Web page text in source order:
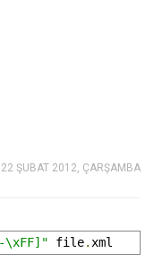
22 ŞUBAT 2012, ÇARŞAMBA
\xFF]" file. xml